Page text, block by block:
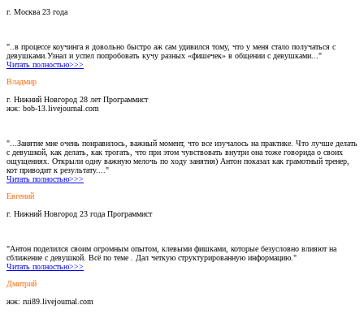
г. Москва 23 года
"..в процессе коучинга я довольно быстро аж сам удивился тому, что у меня стало получаться с
девушками.Узнал и успел попробовать кучу разных «фишечек» в общении с девушками..."
Читать полностью>>>
Владмир
г. Нижний Новгород 28 лет Программист
жж: bob-13.livejournal.com
"...Занятие мне очень понравилось, важный момент, что все изучалось на практике. Что лучше делать
с девушкой, как делать, как трогать, что при этом чувствовать внутри она тоже говорида о своих
ощущениях. Открыли одну важную мелочь по ходу занятия) Антон показал как грамотный тренер,
кот приводит к результату...."
Читать полностью>>>
Евгений
г. Нижний Новгород 23 года Программист
"Антон поделился своим огромным опытом, клевыми фишками, которые безусловно влияют на
сближение с девушкой. Всё по теме . Дал четкую структурированную информацию."
Читать полностью>>>
Дмитрий
жж: rui89.livejournal.com